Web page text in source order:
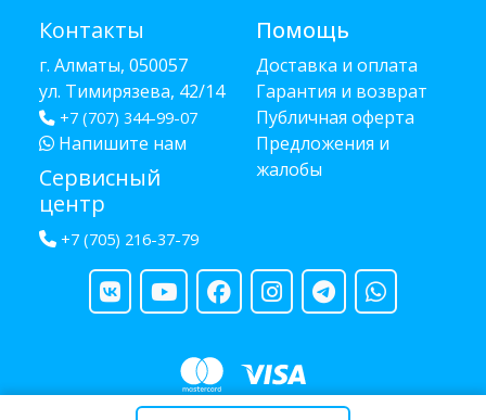
Контакты
г. Алматы, 050057
ул. Тимирязева, 42/14
+7 (707) 344-99-07
Напишите нам
Сервисный
центр
+7 (705) 216-37-79
Помощь
Доставка и оплата
Гарантия и возврат
Публичная оферта
Предложения и
жалобы